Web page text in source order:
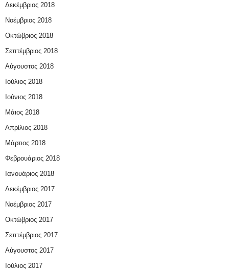
Δεκέμβριος 2018
Νοέμβριος 2018
Οκτώβριος 2018
Σεπτέμβριος 2018
Αύγουστος 2018
Ιούλιος 2018
Ιούνιος 2018
Μάιος 2018
Απρίλιος 2018
Μάρτιος 2018
Φεβρουάριος 2018
Ιανουάριος 2018
Δεκέμβριος 2017
Νοέμβριος 2017
Οκτώβριος 2017
Σεπτέμβριος 2017
Αύγουστος 2017
Ιούλιος 2017